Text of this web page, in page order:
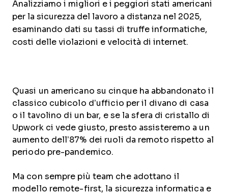
Analizziamo i migliori e i peggiori stati americani
per la sicurezza del lavoro a distanza nel 2025,
esaminando dati su tassi di truffe informatiche,
costi delle violazioni e velocità di internet.
Quasi un americano su cinque ha abbandonato il
classico cubicolo d’ufficio per il divano di casa
o il tavolino di un bar, e se la sfera di cristallo di
Upwork ci vede giusto, presto assisteremo a un
aumento dell’87% dei ruoli da remoto rispetto al
periodo pre-pandemico.
Ma con sempre più team che adottano il
modello remote-first, la sicurezza informatica e